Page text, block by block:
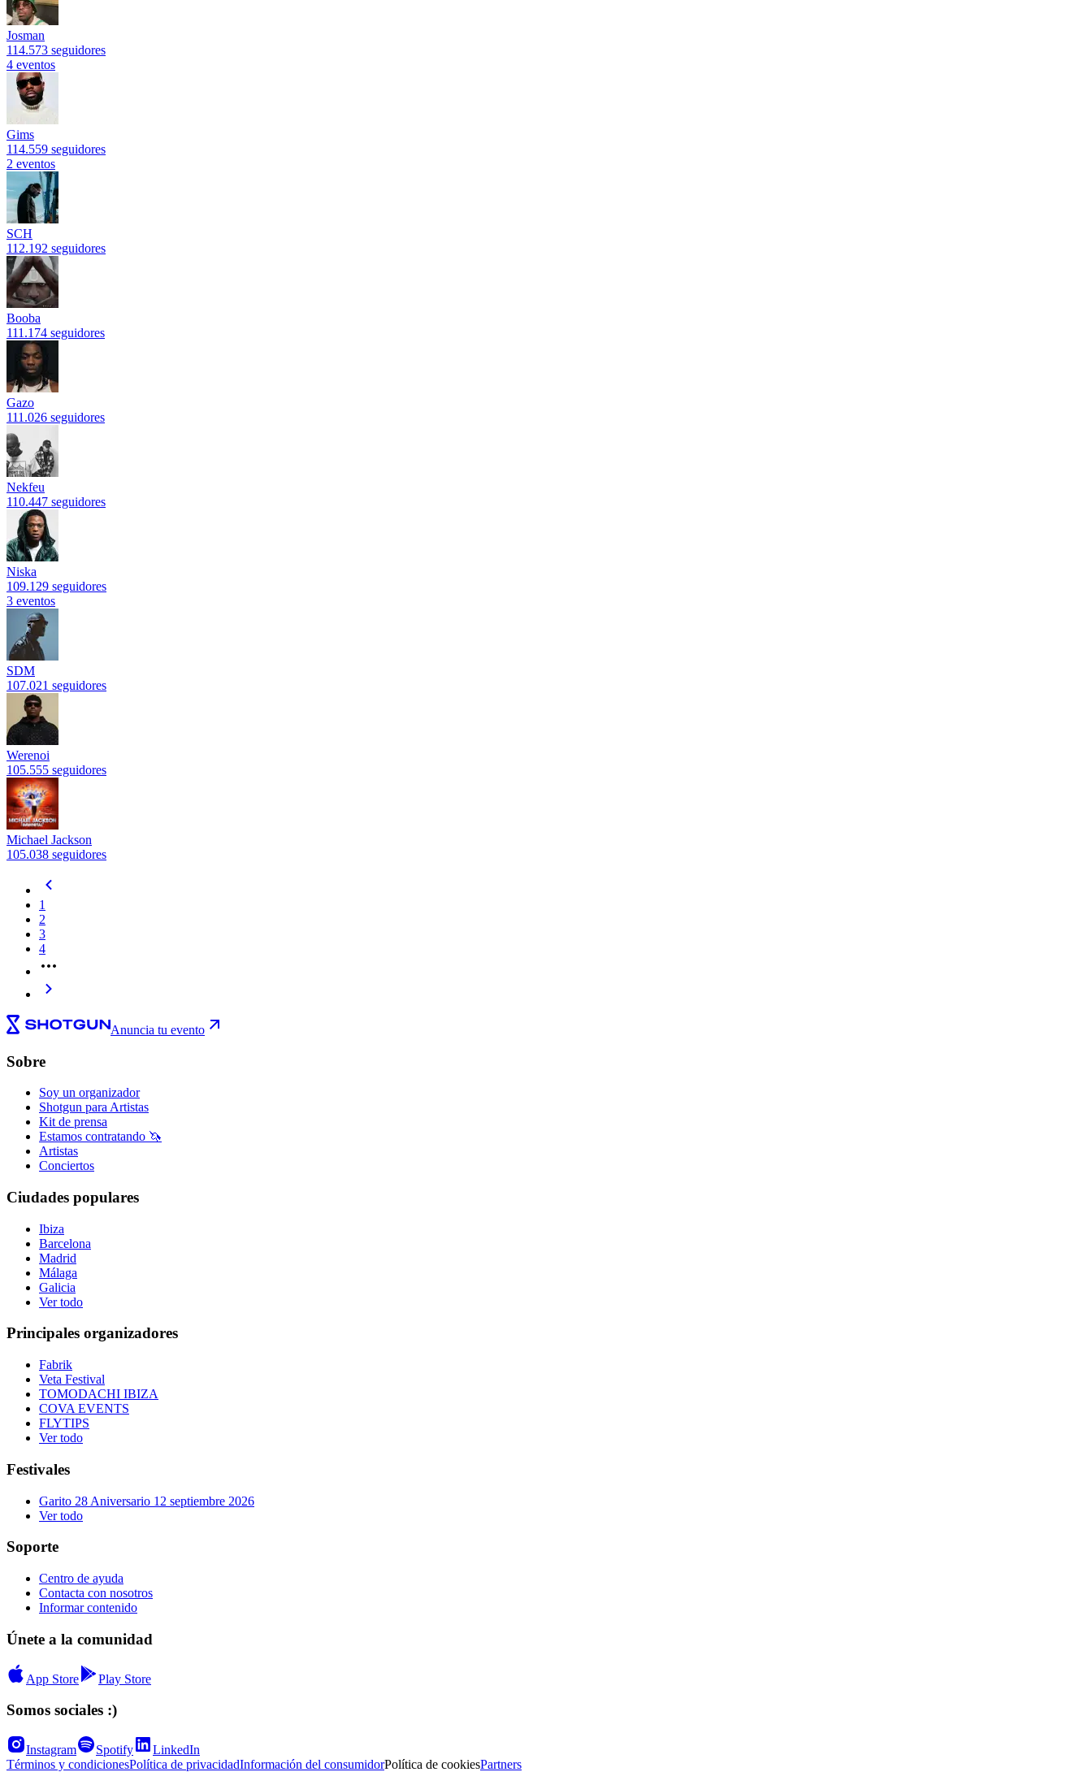
Josman
114.573 seguidores
4 eventos
Gims
114.559 seguidores
2 eventos
SCH
112.192 seguidores
Booba
111.174 seguidores
Gazo
111.026 seguidores
Nekfeu
110.447 seguidores
Niska
109.129 seguidores
3 eventos
SDM
107.021 seguidores
Werenoi
105.555 seguidores
Michael Jackson
105.038 seguidores
1
2
3
4
Anuncia tu evento
Sobre
Soy un organizador
Shotgun para Artistas
Kit de prensa
Estamos contratando 🦄
Artistas
Conciertos
Ciudades populares
Ibiza
Barcelona
Madrid
Málaga
Galicia
Ver todo
Principales organizadores
Fabrik
Veta Festival
TOMODACHI IBIZA
COVA EVENTS
FLYTIPS
Ver todo
Festivales
Garito 28 Aniversario 12 septiembre 2026
Ver todo
Soporte
Centro de ayuda
Contacta con nosotros
Informar contenido
Únete a la comunidad
App Store Play Store
Somos sociales :)
Instagram Spotify
LinkedIn
Términos y condicionesPolítica de privacidadInformación del consumidorPolítica de cookiesPartners